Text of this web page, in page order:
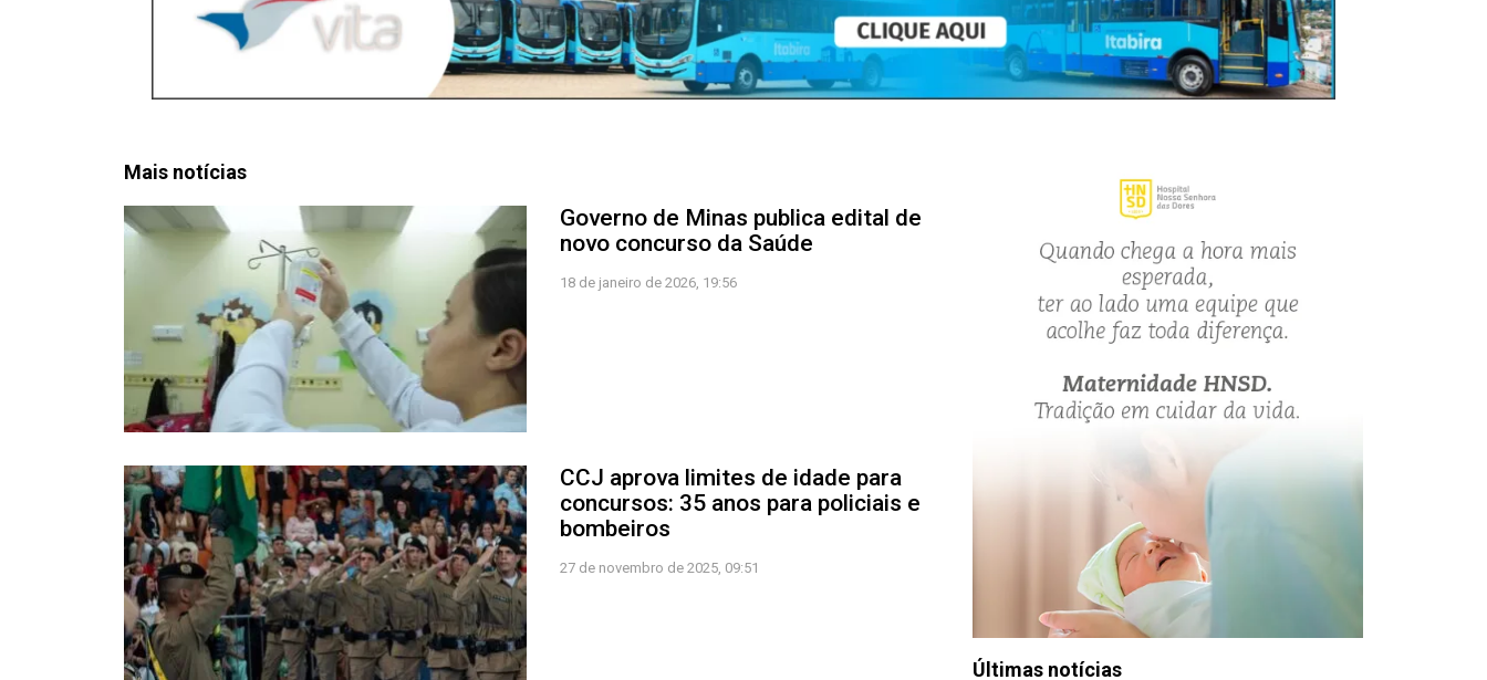
Mais notícias
Governo de Minas publica edital de
novo concurso da Saúde
18 de janeiro de 2026, 19:56
CCJ aprova limites de idade para
concursos: 35 anos para policiais e
bombeiros
27 de novembro de 2025, 09:51
Últimas notícias